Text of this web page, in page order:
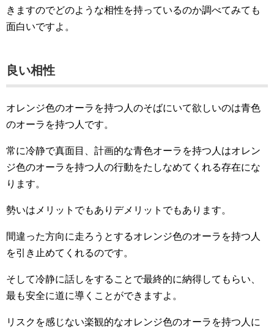
きますのでどのような相性を持っているのか調べてみても
面白いですよ。
良い相性
オレンジ色のオーラを持つ人のそばにいて欲しいのは青色
のオーラを持つ人です。
常に冷静で真面目、計画的な青色オーラを持つ人はオレン
ジ色のオーラを持つ人の行動をたしなめてくれる存在にな
ります。
勢いはメリットでもありデメリットでもあります。
間違った方向に走ろうとするオレンジ色のオーラを持つ人
を引き止めてくれるのです。
そして冷静に話しをすることで最終的に納得してもらい、
最も安全に道に導くことができますよ。
リスクを感じない楽観的なオレンジ色のオーラを持つ人に